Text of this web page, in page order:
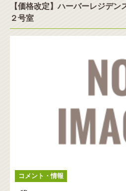
【価格改定】ハーバーレジデ
２号室
コメント・情報